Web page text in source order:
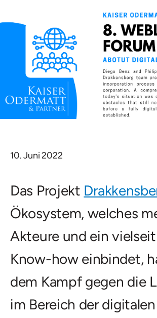
10. Juni 2022
Das Projekt
Ökosystem, welches
Akteure und ein
Know-how einbindet,
dem Kampf gegen die
im Bereich der digitalen